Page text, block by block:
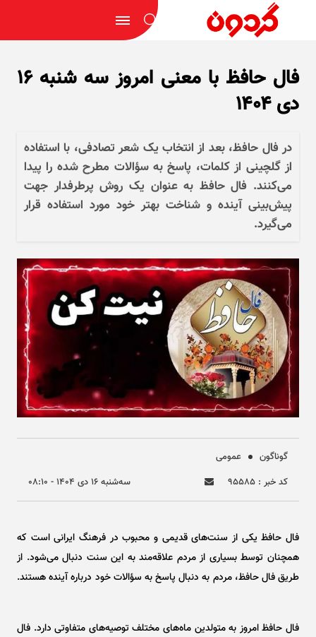
فال حافظ با معنی امروز سه شنبه ۱۶
دی ۱۴۰۴
در فال حافظ، بعد از انتخاب یک شعر تصادفی، با استفاده
از گلچینی از کلمات، پاسخ به سؤالات مطرح شده را پیدا
می‌کنند. فال حافظ به عنوان یک روش پرطرفدار جهت
پیش‌بینی آینده و شناخت بهتر خود مورد استفاده قرار
می‌گیرد.
گوناگون
عمومی
کد خبر : ۹۵۵۸۵
سه‌شنبه ۱۶ دی ۱۴۰۴ - ۰۸:۱۰
فال حافظ یکی از سنت‌های قدیمی و محبوب در فرهنگ ایرانی است که
همچنان توسط بسیاری از مردم علاقه‌مند به این سنت دنبال می‌شود. از
طریق فال حافظ، مردم به دنبال پاسخ به سؤالات خود درباره آینده هستند.
فال حافظ امروز به متولدین ماه‌های مختلف توصیه‌های متفاوتی دارد. فال